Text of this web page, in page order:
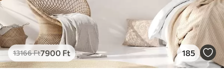
13166Ft7900 Ft 185